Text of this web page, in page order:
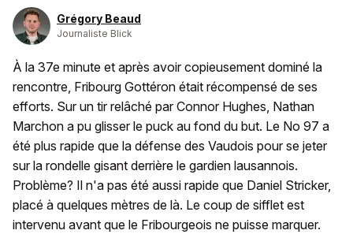
Grégory Beaud
Journaliste Blick
À la 37e minute et après avoir copieusement dominé la
rencontre, Fribourg Gottéron était récompensé de ses
efforts. Sur un tir relâché par Connor Hughes, Nathan
Marchon a pu glisser le puck au fond du but. Le No 97 a
été plus rapide que la défense des Vaudois pour se jeter
sur la rondelle gisant derrière le gardien lausannois.
Problème? Il n'a pas été aussi rapide que Daniel Stricker,
placé à quelques mètres de là. Le coup de sifflet est
intervenu avant que le Fribourgeois ne puisse marquer.